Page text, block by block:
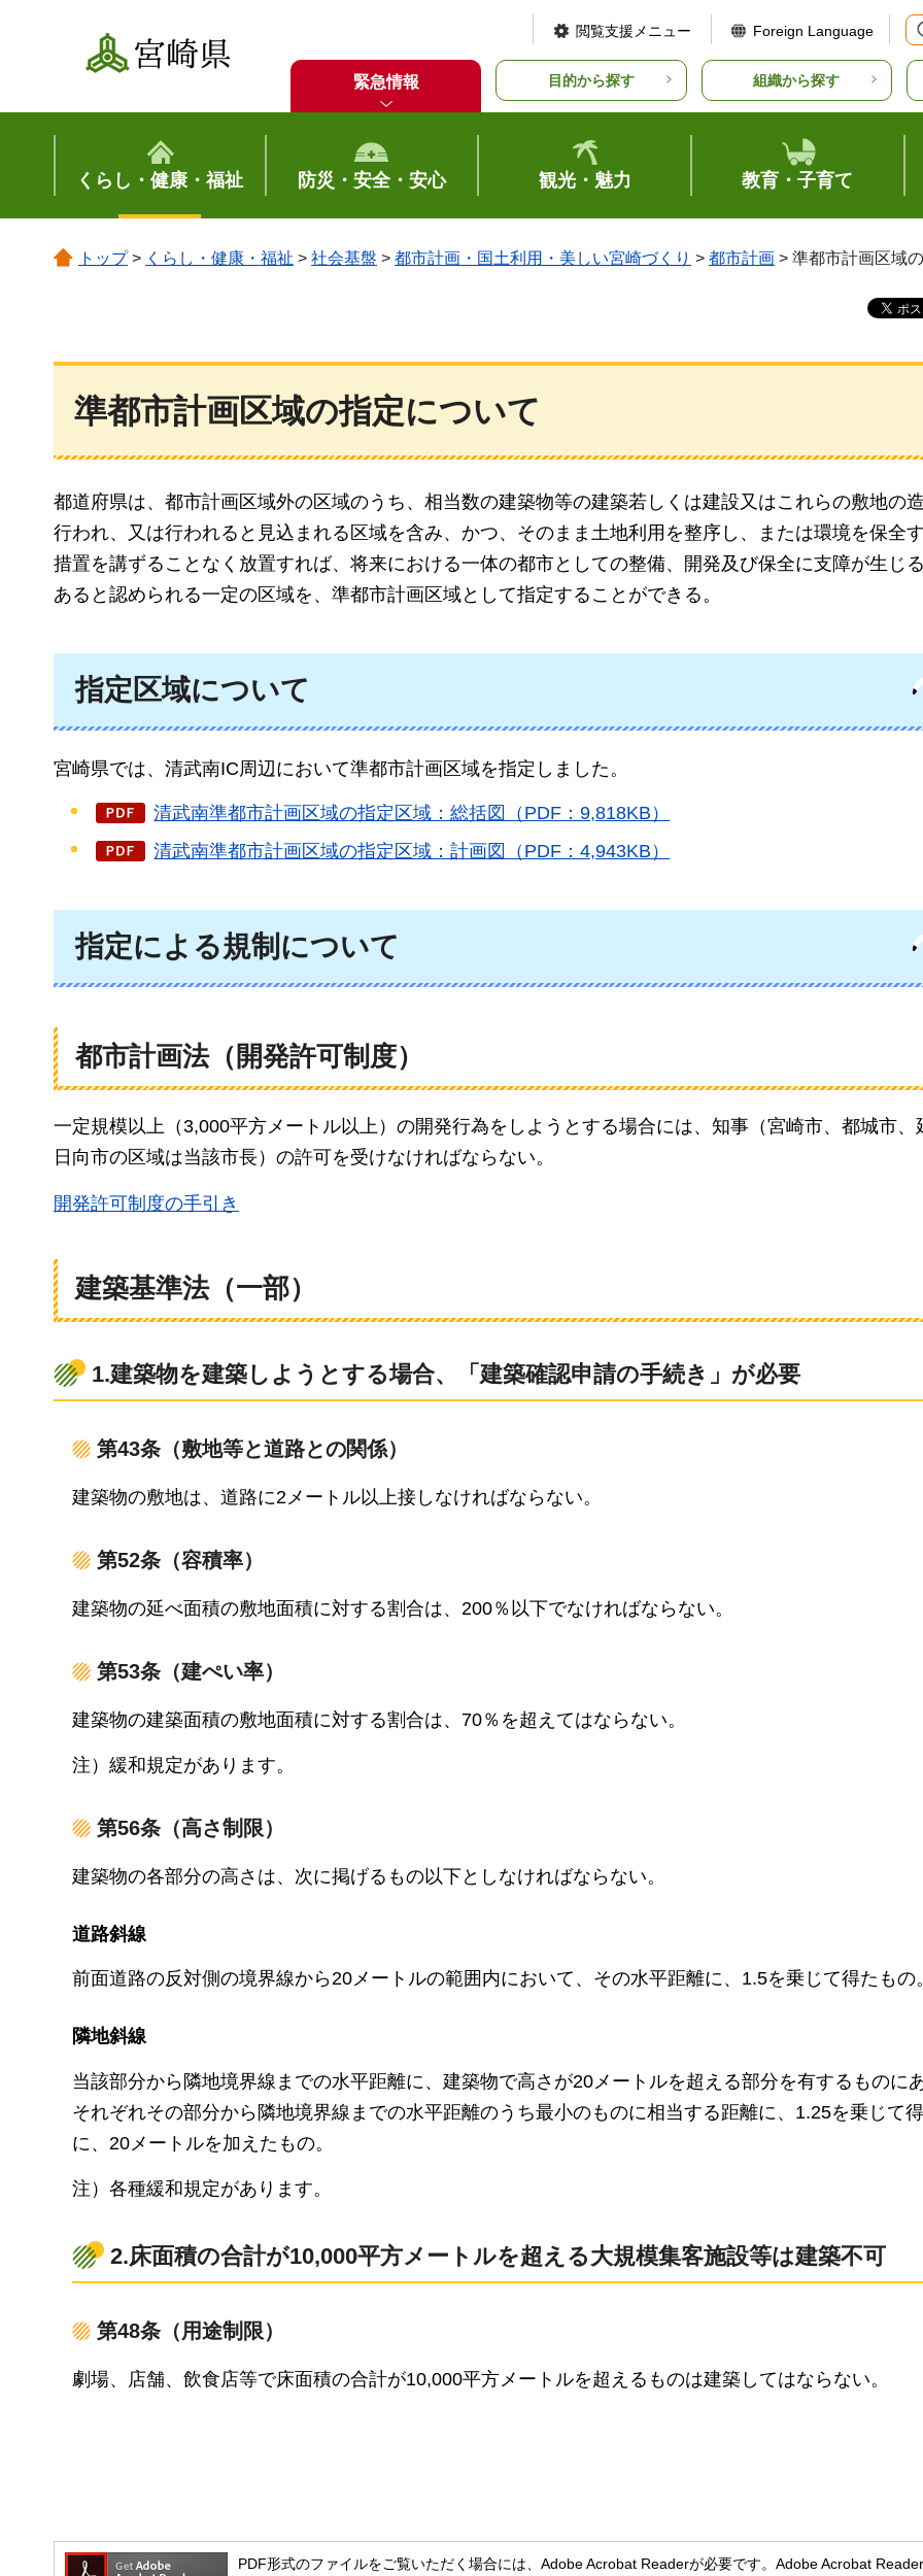
宮崎県
閲覧支援メニュー Foreign Language
緊急情報 目的から探す 組織から探す
くらし・健康・福祉 防災・安全・安心 観光・魅力 教育・子育て
トップ> くらし・健康・福祉 > 社会基盤 > 都市計画・国土利用・美しい宮崎づくり > 都市計画 > 準都市計画区域
準都市計画区域の指定について
都道府県は、都市計画区域外の区域のうち、相当数の建築物等の建築若しくは建設又はこれらの敷地の
行われ、又は行われると見込まれる区域を含み、かつ、そのまま土地利用を整序し、または環境を保全
措置を講ずることなく放置すれば、将来における一体の都市としての整備、開発及び保全に支障が生じ
あると認められる一定の区域を、準都市計画区域として指定することができる。
指定区域について
宮崎県では、清武南IC周辺において準都市計画区域を指定しました。
清武南準都市計画区域の指定区域：総括図（PDF：9,818KB）
清武南準都市計画区域の指定区域：計画図（PDF：4,943KB）
指定による規制について
都市計画法（開発許可制度）
一定規模以上（3,000平方メートル以上）の開発行為をしようとする場合には、知事（宮崎市、都城市、
日向市の区域は当該市長）の許可を受けなければならない。
開発許可制度の手引き
建築基準法（一部）
1.建築物を建築しようとする場合、「建築確認申請の手続き」が必要
第43条（敷地等と道路との関係）
建築物の敷地は、道路に2メートル以上接しなければならない。
第52条（容積率）
建築物の延べ面積の敷地面積に対する割合は、200％以下でなければならない。
第53条（建ぺい率）
建築物の建築面積の敷地面積に対する割合は、70％を超えてはならない。
注）緩和規定があります。
第56条（高さ制限）
建築物の各部分の高さは、次に掲げるもの以下としなければならない。
道路斜線
前面道路の反対側の境界線から20メートルの範囲内において、その水平距離に、1.5を乗じて得たもの。
隣地斜線
当該部分から隣地境界線までの水平距離に、建築物で高さが20メートルを超える部分を有するものにあ
それぞれその部分から隣地境界線までの水平距離のうち最小のものに相当する距離に、1.25を乗じて
に、20メートルを加えたもの。
注）各種緩和規定があります。
2.床面積の合計が10,000平方メートルを超える大規模集客施設等は建築不可
第48条（用途制限）
劇場、店舗、飲食店等で床面積の合計が10,000平方メートルを超えるものは建築してはならない。
PDF形式のファイルをご覧いただく場合には、Adobe Acrobat Readerが必要です。Adobe Acrobat